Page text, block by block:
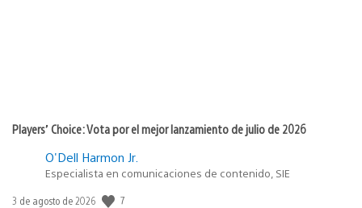
Players’ Choice: Vota por el mejor lanzamiento de julio de 2026
O'Dell Harmon Jr.
Especialista en comunicaciones de contenido, SIE
Fecha
3 de agosto de 2026 7